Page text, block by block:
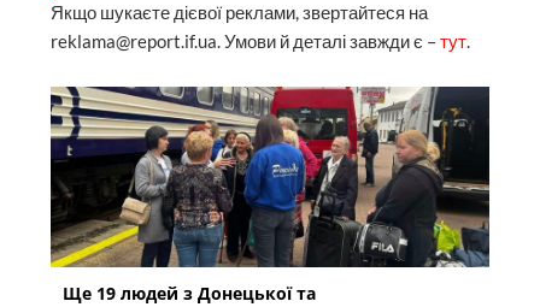
Якщо шукаєте дієвої реклами, звертайтеся на
reklama@report.if.ua. Умови й деталі завжди є –тут.
Ще 19 людей з Донецької та